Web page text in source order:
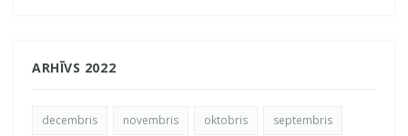
ARHĪVS 2022
decembris novembris oktobris septembris